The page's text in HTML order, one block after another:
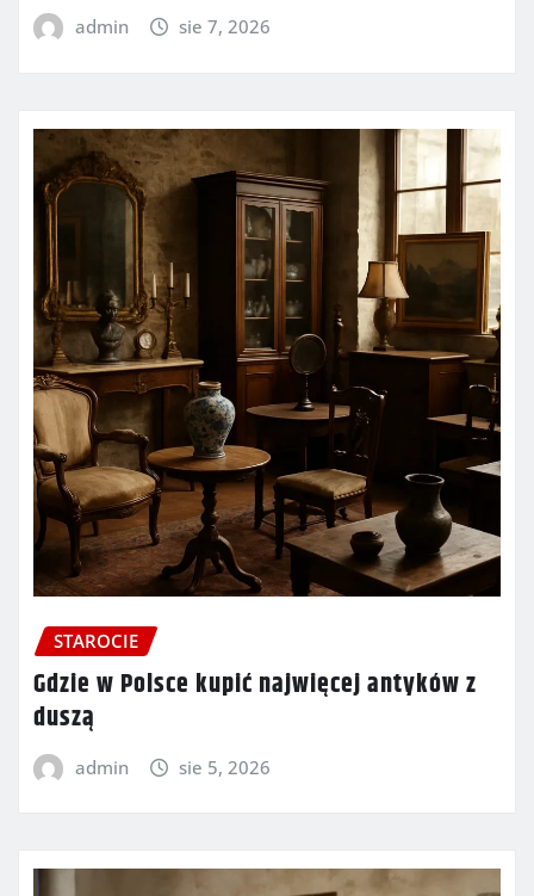
admin sie 7, 2026
STAROCIE
Gdzie w Polsce kupić najwięcej antyków z
duszą
admin sie 5, 2026